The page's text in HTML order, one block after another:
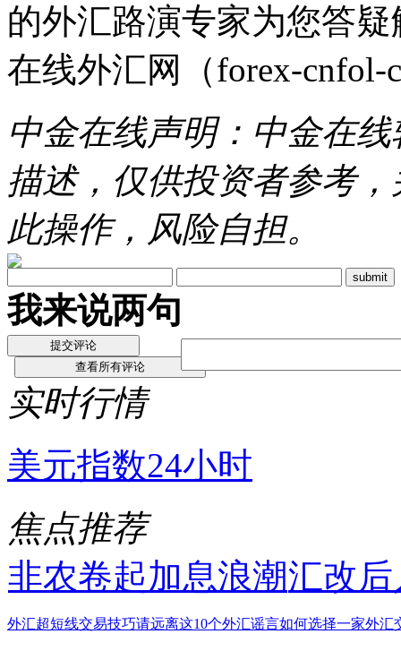
的外汇路演专家为您答
在线外汇网（forex-cnfol-
中金在线声明：中金在
描述，仅供投资者参考
此操作，风险自担。
我来说两句
实时行情
美元指数24小时
焦点推荐
非农卷起加息浪潮汇改
外汇超短线交易技巧请远离这10个外汇谣言如何选择一家外汇